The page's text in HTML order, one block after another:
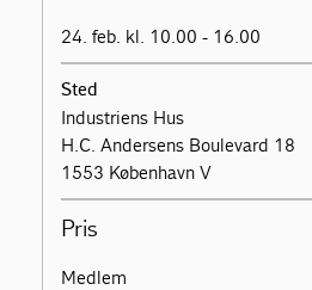
24. feb. kl. 10.00 - 16.00
Sted
Industriens Hus
H.C. Andersens Boulevard 18
1553 København V
Pris
Medlem